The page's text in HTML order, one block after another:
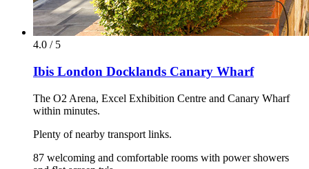
4.0 / 5
Ibis London Docklands Canary Wharf
The O2 Arena, Excel Exhibition Centre and Canary Wharf
within minutes.
Plenty of nearby transport links.
87 welcoming and comfortable rooms with power showers